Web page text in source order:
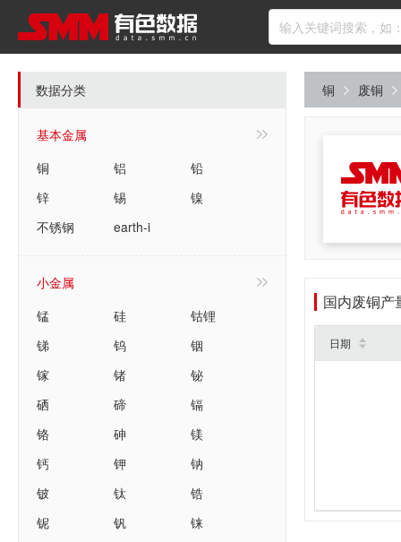
数据分类
基本金属
铜
铝
铅
锌
锡
镍
不锈钢
earth-i
小金属
锰
硅
钴锂
锑
钨
铟
镓
锗
铋
硒
碲
镉
铬
砷
镁
钙
钾
钠
铍
钛
锆
铌
钒
铼
铜 废铜
国内废铜产
日期